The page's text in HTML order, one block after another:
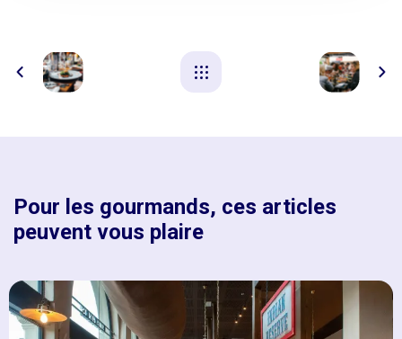
Pour les gourmands, ces articles
peuvent vous plaire